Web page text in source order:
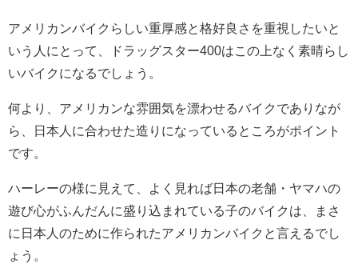
アメリカンバイクらしい重厚感と格好良さを重視したいと
いう人にとって、ドラッグスター400はこの上なく素晴らし
いバイクになるでしょう。
何より、アメリカンな雰囲気を漂わせるバイクでありなが
ら、日本人に合わせた造りになっているところがポイント
です。
ハーレーの様に見えて、よく見れば日本の老舗・ヤマハの
遊び心がふんだんに盛り込まれている子のバイクは、まさ
に日本人のために作られたアメリカンバイクと言えるでし
ょう。